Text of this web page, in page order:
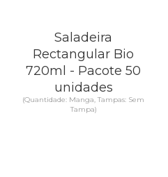
Saladeira
Rectangular Bio
720ml - Pacote 50
unidades
(Quantidade: Manga, Tampas: Sem
Tampa)